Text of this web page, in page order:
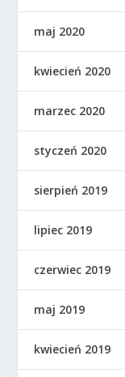
maj 2020
kwiecień 2020
marzec 2020
styczeń 2020
sierpień 2019
lipiec 2019
czerwiec 2019
maj 2019
kwiecień 2019